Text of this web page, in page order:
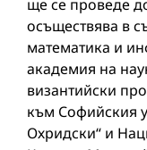
ще се проведе
осъществява в
математика и
академия на
византийски
към Софийския
Охридски“ и